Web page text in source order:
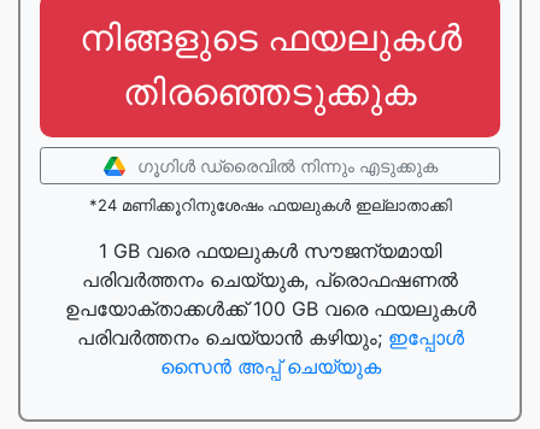
നിങ്ങളുടെ ഫയലുകൾ
തിരഞ്ഞെടുക്കുക
ഗൂഗിള്‍ ഡ്രൈവില്‍ നിന്നും എടുക്കുക
*24 മണിക്കൂറിനുശേഷം ഫയലുകൾ ഇല്ലാതാക്കി
1 GB വരെ ഫയലുകൾ സൗജന്യമായി
പരിവർത്തനം ചെയ്യുക, പ്രൊഫഷണൽ
ഉപയോക്താക്കൾക്ക് 100 GB വരെ ഫയലുകൾ
പരിവർത്തനം ചെയ്യാൻ കഴിയും; ഇപ്പോൾ
സൈൻ അപ്പ് ചെയ്യുക